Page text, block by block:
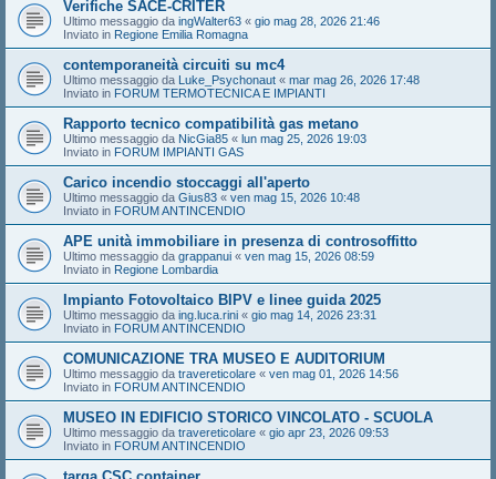
Verifiche SACE-CRITER
Ultimo messaggio da ingWalter63 « gio mag 28, 2026 21:46
Inviato in Regione Emilia Romagna
contemporaneità circuiti su mc4
Ultimo messaggio da Luke_Psychonaut « mar mag 26, 2026 17:48
Inviato in FORUM TERMOTECNICA E IMPIANTI
Rapporto tecnico compatibilità gas metano
Ultimo messaggio da NicGia85 « lun mag 25, 2026 19:03
Inviato in FORUM IMPIANTI GAS
Carico incendio stoccaggi all'aperto
Ultimo messaggio da Gius83 « ven mag 15, 2026 10:48
Inviato in FORUM ANTINCENDIO
APE unità immobiliare in presenza di controsoffitto
Ultimo messaggio da grappanui « ven mag 15, 2026 08:59
Inviato in Regione Lombardia
Impianto Fotovoltaico BIPV e linee guida 2025
Ultimo messaggio da ing.luca.rini « gio mag 14, 2026 23:31
Inviato in FORUM ANTINCENDIO
COMUNICAZIONE TRA MUSEO E AUDITORIUM
Ultimo messaggio da travereticolare « ven mag 01, 2026 14:56
Inviato in FORUM ANTINCENDIO
MUSEO IN EDIFICIO STORICO VINCOLATO - SCUOLA
Ultimo messaggio da travereticolare « gio apr 23, 2026 09:53
Inviato in FORUM ANTINCENDIO